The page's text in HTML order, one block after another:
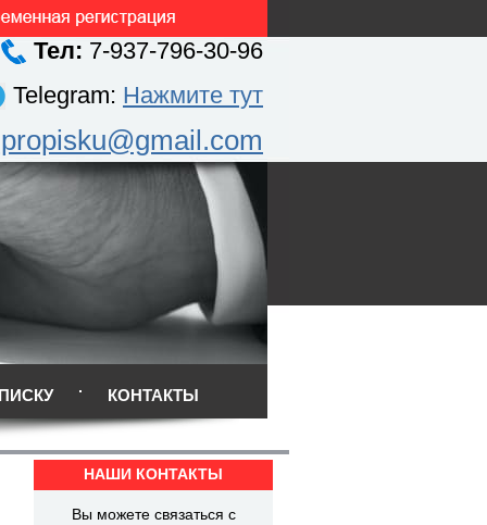
Тел: 7-937-796-30-96
Telegram: Нажмите тут
КОНТАКТЫ
НАШИ КОНТАКТЫ
Вы можете связаться с